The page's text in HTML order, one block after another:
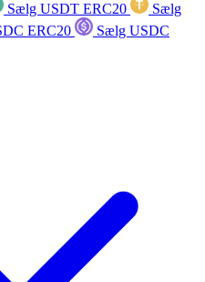
Sælg USDT ERC20
Sælg
ERC20
Sælg USDC